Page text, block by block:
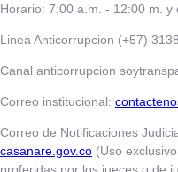
Horario: 7:00 a.m. - 12:00 m. y
Linea Anticorrupcion (+57)
Canal anticorrupcion
Correo institucional:
Correo de Notificaciones
casanare.gov.co (Uso
proferidas por los jueces o de